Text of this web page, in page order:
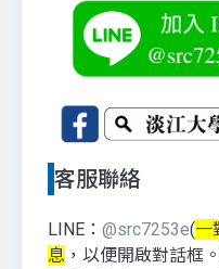
客服聯絡
LINE： @src7253e(一
息 ，以便開啟對話框